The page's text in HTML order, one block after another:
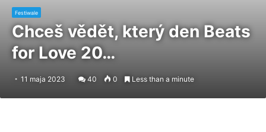
Festiwale
Chceš vědět, který den Beats
for Love 20…
11 maja 2023 40 0 Less than a minute